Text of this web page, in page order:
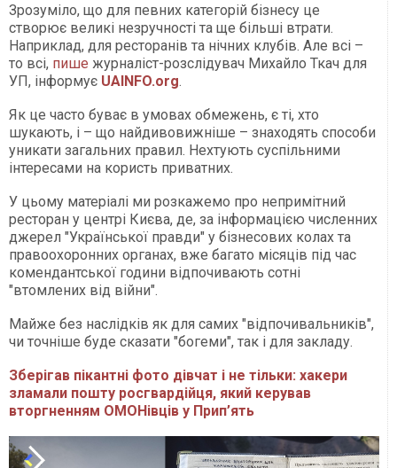
Зрозуміло, що для певних категорій бізнесу це
створює великі незручності та ще більші втрати.
Наприклад, для ресторанів та нічних клубів. Але всі –
то всі, пише журналіст-розслідувач Михайло Ткач для
УП, інформує UAINFO.org.
Як це часто буває в умовах обмежень, є ті, хто
шукають, і – що найдивовижніше – знаходять способи
уникати загальних правил. Нехтують суспільними
інтересами на користь приватних.
У цьому матеріалі ми розкажемо про непримітний
ресторан у центрі Києва, де, за інформацією численних
джерел "Української правди" у бізнесових колах та
правоохоронних органах, вже багато місяців під час
комендантської години відпочивають сотні
"втомлених від війни".
Майже без наслідків як для самих "відпочивальників",
чи точніше буде сказати "богеми", так і для закладу.
Зберігав пікантні фото дівчат і не тільки: хакери
зламали пошту росгвардійця, який керував
вторгненням ОМОНівців у Прип’ять